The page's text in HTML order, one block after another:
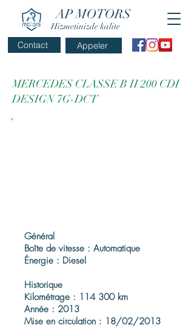
AP MOTORS
Hizmetinizde kalite
Appeler
Contact
MERCEDES CLASSE B II 200 CDI
DESIGN 7G-DCT
Général
Boîte de vitesse : Automatique
Énergie : Diesel
Historique
Kilométrage : 114 300 km
Année : 2013
Mise en circulation : 18/02/2013